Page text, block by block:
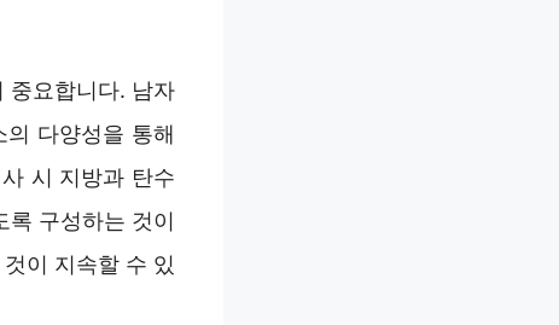
중요합니다. 남자
다양성을 통해
시 지방과 탄수
록 구성하는 것이
이 지속할 수 있